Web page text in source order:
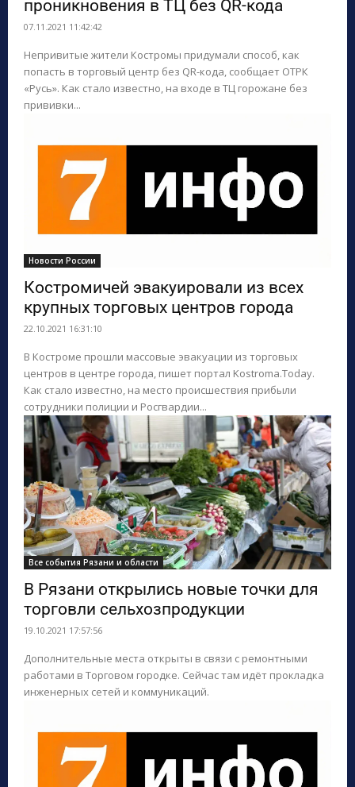
проникновения в ТЦ без QR-кода
07.11.2021 11:42:42
Непривитые жители Костромы придумали способ, как
попасть в торговый центр без QR-кода, сообщает ОТРК
«Русь». Как стало известно, на входе в ТЦ горожане без
прививки...
Новости России
Костромичей эвакуировали из всех
крупных торговых центров города
22.10.2021 16:31:10
В Костроме прошли массовые эвакуации из торговых
центров в центре города, пишет портал Kostroma.Today.
Как стало известно, на место происшествия прибыли
сотрудники полиции и Росгвардии...
Все события Рязани и области
В Рязани открылись новые точки для
торговли сельхозпродукции
19.10.2021 17:57:56
Дополнительные места открыты в связи с ремонтными
работами в Торговом городке. Сейчас там идёт прокладка
инженерных сетей и коммуникаций.